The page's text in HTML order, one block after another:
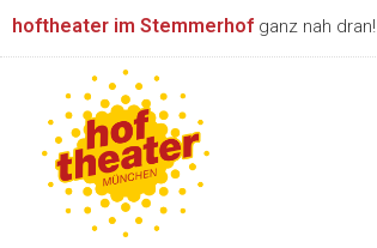
Zum
hoftheater im Stemmerhof ganz nah dran!